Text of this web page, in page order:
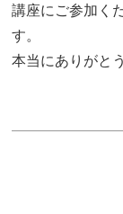
講座にご参加く
す。
本当にありがと